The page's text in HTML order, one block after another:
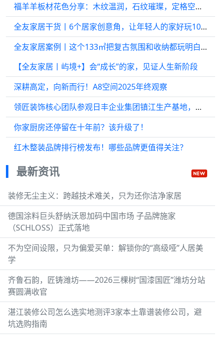
福羊羊板材花色分享：木纹温润，石纹璀璨，定格空间高级美学
全友家居干货丨6个居家创意角，让年轻人的家好玩100倍
全友家居案例丨这个133㎡把复古氛围和收纳都玩明白了
【全友家居丨屿境+】会“成长”的家，见证人生新阶段
深耕高定，向新而行！A8空间2025年终观察
领匠装饰核心团队参观日丰企业集团镇江生产基地，共筑品质家装新未来
你家厨房还停留在十年前？该升级了！
红木整装品牌排行榜发布！哪些品牌更值得关注？
最新资讯
装修无尘主义：跨越技术难关，只为还你洁净家居
德国涂料巨头舒纳沃恩加码中国市场 子品牌施家
（SCHLOSS）正式落地
不为空间设限，只为偏爱买单：解锁你的“高级哑”人居美
学
齐鲁石韵，匠铸潍坊——2026三棵树“国漆国匠”潍坊分站
赛圆满收官
湛江装修公司怎么选实地测评3家本土靠谱装修公司，避
坑选购指南